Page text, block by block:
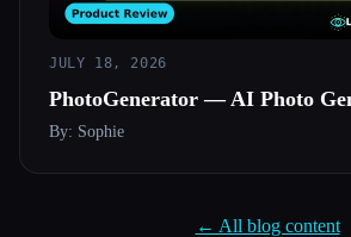
JULY 18, 2026
PhotoGenerator — AI Photo
By: Sophie
← All blog content